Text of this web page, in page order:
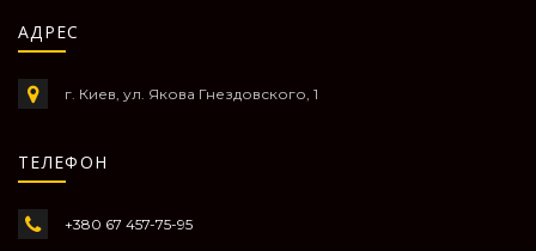
АДРЕС
г. Киев, ул. Якова Гнездовского, 1
ТЕЛЕФОН
+380 67 457-75-95